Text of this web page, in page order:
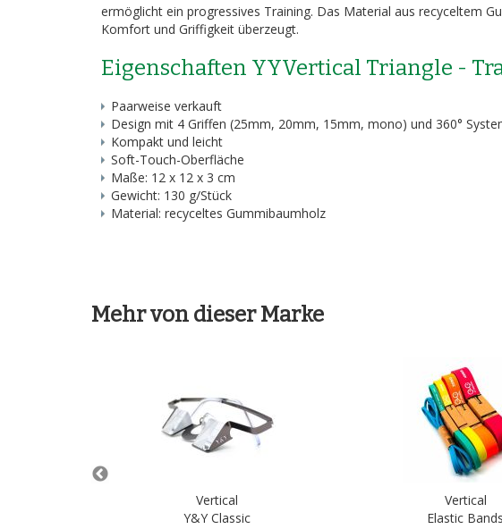
ermöglicht ein progressives Training. Das Material aus recyceltem
Komfort und Griffigkeit überzeugt.
Eigenschaften YYVertical Triangle -
Paarweise verkauft
Design mit 4 Griffen (25mm, 20mm, 15mm, mono) und 360°
Kompakt und leicht
Soft-Touch-Oberfläche
Maße: 12 x 12 x 3 cm
Gewicht: 130 g/Stück
Material: recyceltes Gummibaumholz
Mehr von dieser Marke
Vertical
Y&Y Classic
Vertical
Elastic Bands